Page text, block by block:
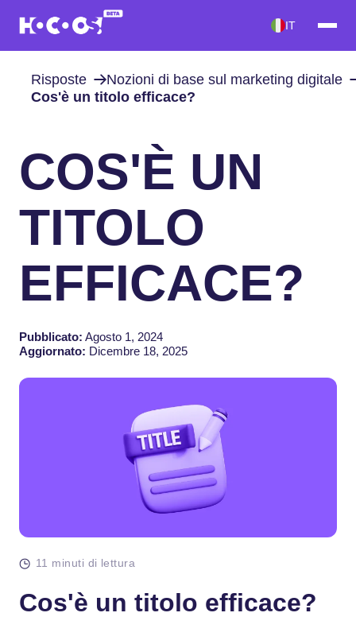
IT
Risposte
Nozioni di base sul marketing digitale
Cos'è un titolo efficace?
COS'È UN
TITOLO
EFFICACE?
Pubblicato: Agosto 1, 2024
Aggiornato: Dicembre 18, 2025
11 minuti di lettura
Cos'è un titolo efficace?